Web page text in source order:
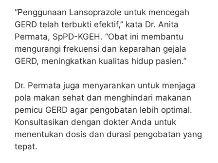
“Penggunaan Lansoprazole untuk mencegah
GERD telah terbukti efektif,” kata Dr. Anita
Permata, SpPD-KGEH. “Obat ini membantu
mengurangi frekuensi dan keparahan gejala
GERD, meningkatkan kualitas hidup pasien.”
Dr. Permata juga menyarankan untuk menjaga
pola makan sehat dan menghindari makanan
pemicu GERD agar pengobatan lebih optimal.
Konsultasikan dengan dokter Anda untuk
menentukan dosis dan durasi pengobatan yang
tepat.